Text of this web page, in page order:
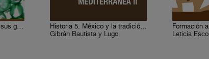
Biología 3. La biología y sus grandes generalizaciones
Historia 5. México y la tradición mediterránea II
Gibrán Bautista y Lugo
Leticia